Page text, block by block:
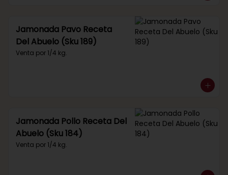
Jamonada Pavo Receta
Del Abuelo (Sku 189)
Venta por 1/4 kg.
Jamonada Pollo Receta Del
Abuelo (Sku 184)
Venta por 1/4 kg.